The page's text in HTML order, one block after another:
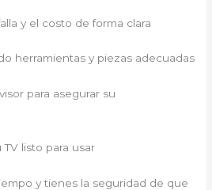
y el costo de forma clara
herramientas y piezas adecuadas
para asegurar su
listo para usar
y tienes la seguridad de que